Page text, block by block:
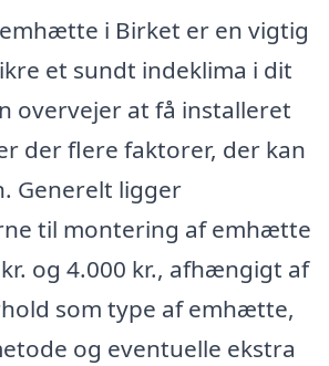
i Birket er en vigtig
et sundt indeklima i dit
overvejer at få installeret
der flere faktorer, der kan
Generelt ligger
til montering af emhætte
og 4.000 kr., afhængigt af
som type af emhætte,
og eventuelle ekstra